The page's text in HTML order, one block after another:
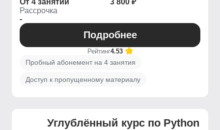
От 4 занятий
3 800 ₽
Рассрочка
-
Подробнее
Рейтинг4.53
Пробный абонемент на 4 занятия
Доступ к пропущенному материалу
Углублённый курс по Python